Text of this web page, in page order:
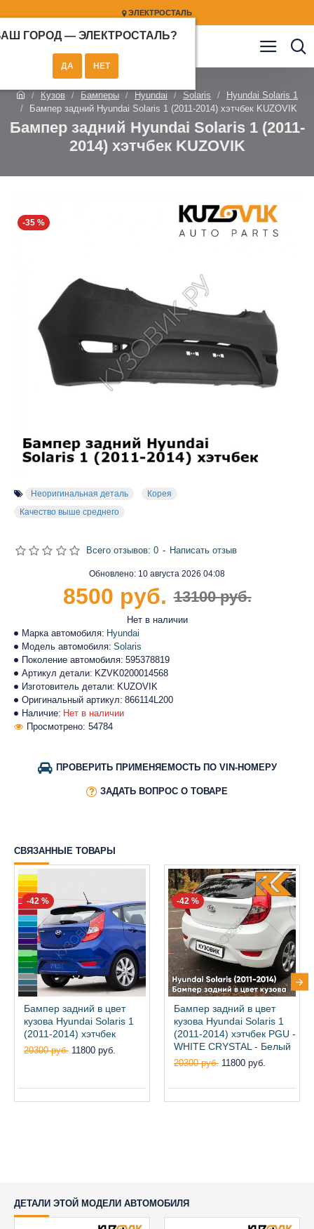
ЭЛЕКТРОСТАЛЬ
ГОРОД — ЭЛЕКТРОСТАЛЬ?
Кузов Бамперы Hyundai Solaris
Hyundai Solaris 1
Бампер задний Hyundai Solaris 1 (2011-2014) хэтчбек KUZOVIK
Бампер задний Hyundai Solaris 1 (2011-
2014) хэтчбек KUZOVIK
-35 %
Неоригинальная деталь
Корея
Качество выше среднего
Наличие: Нет в наличии
Марка автомобиля: Hyundai
Модель автомобиля: Solaris
Поколение автомобиля: 595378819
Артикул детали: KZVK0200014568
Изготовитель детали: KUZOVIK
Оригинальный артикул: 866114L200
Просмотрено: 54784
Обновлено: 10 августа 2026 04:08
Нет в наличии
Всего отзывов: 0 - Написать отзыв
13100 руб.
8500 руб.
ПРОВЕРИТЬ ПРИМЕНЯЕМОСТЬ ПО VIN-НОМЕРУ
ЗАДАТЬ ВОПРОС О ТОВАРЕ
СВЯЗАННЫЕ ТОВАРЫ
-42 %
Бампер задний в цвет
кузова Hyundai Solaris 1
(2011-2014) хэтчбек
20300 руб. 11800 руб.
-42 %
Бампер задний в цвет
кузова Hyundai Solaris 1
(2011-2014) хэтчбек PGU -
WHITE CRYSTAL - Белый
20300 руб. 11800 руб.
ДЕТАЛИ ЭТОЙ МОДЕЛИ АВТОМОБИЛЯ